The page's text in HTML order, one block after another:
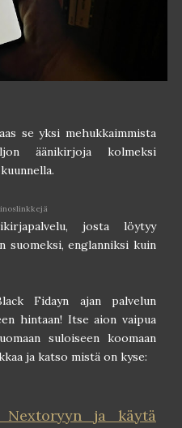
se yksi mehukkaimmista
äänikirjoja kolmeksi
josta löytyy
suomeksi, englanniksi kuin
Fidayn ajan palvelun
hintaan! Itse aion vaipua
suloiseen koomaan
ja katso mistä on kyse:
ja käytä